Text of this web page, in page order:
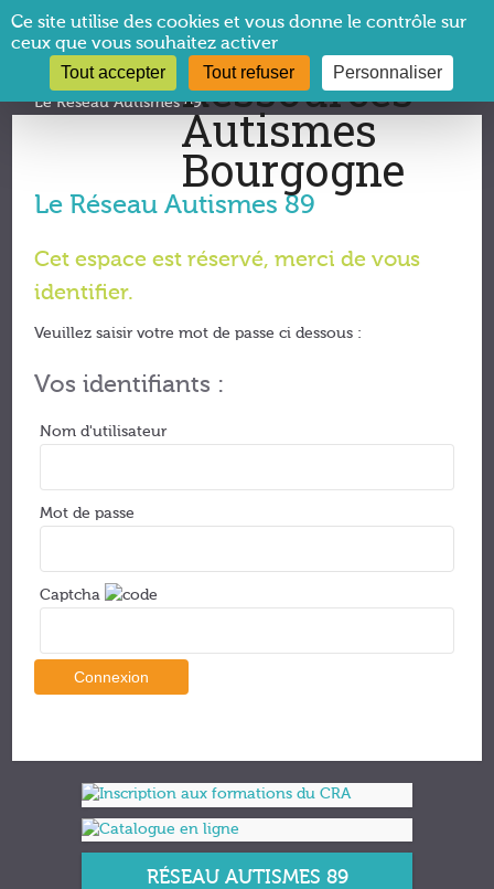
Vous êtes ici :CRA Bourgogne→Réseau Autisme 89→
Le Réseau Autismes 89
Le Réseau Autismes 89
Cet espace est réservé, merci de vous
identifier.
Veuillez saisir votre mot de passe ci dessous :
Vos identifiants :
Nom d'utilisateur
Mot de passe
Captcha
RÉSEAU AUTISMES 89
Panneau de gestion des cookies
Ce site utilise des cookies et vous donne le contrôle sur
ceux que vous souhaitez activer
Tout accepter Tout refuser Personnaliser